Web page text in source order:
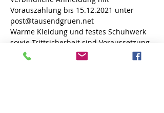
Vorauszahlung bis 15.12.2021 unter
post@tausendgruen.net
Warme Kleidung und festes Schuhwerk
sowie Trittsicherheit sind Voraussetzung
für die Teilnahme an dieser Exkursion.
Infobox: Termin: 31.12.2021 Uhrzeit :